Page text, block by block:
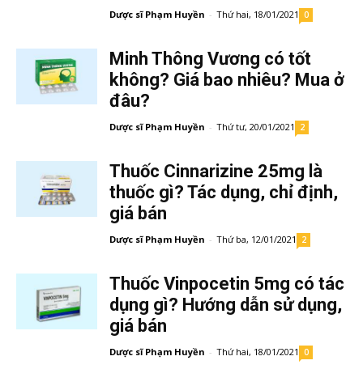
Dược sĩ Phạm Huyền - Thứ hai, 18/01/2021 0
Minh Thông Vương có tốt
không? Giá bao nhiêu? Mua ở
đâu?
Dược sĩ Phạm Huyền - Thứ tư, 20/01/2021 2
Thuốc Cinnarizine 25mg là
thuốc gì? Tác dụng, chỉ định,
giá bán
Dược sĩ Phạm Huyền - Thứ ba, 12/01/2021 2
Thuốc Vinpocetin 5mg có tác
dụng gì? Hướng dẫn sử dụng,
giá bán
Dược sĩ Phạm Huyền - Thứ hai, 18/01/2021 0